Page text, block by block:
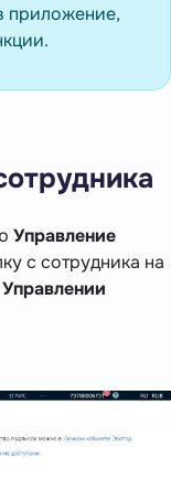
приложение,
Управление
с сотрудника на
Управлении